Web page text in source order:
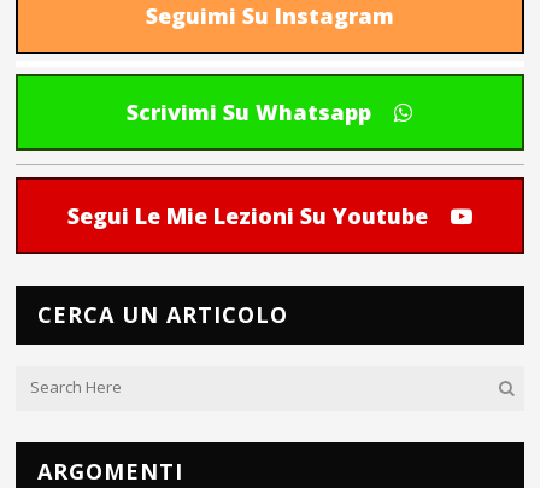
Seguimi Su Instagram
Scrivimi Su Whatsapp
Segui Le Mie Lezioni Su Youtube
CERCA UN ARTICOLO
ARGOMENTI